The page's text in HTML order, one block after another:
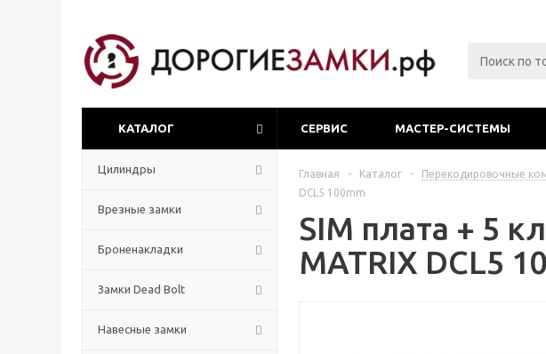
КАТАЛОГ СЕРВИС МАСТЕР-СИСТЕМЫ
Цилиндры
Врезные замки
Броненакладки
Замки Dead Bolt
Навесные замки
Главная - Каталог - Перекодировочные
DCL5 100mm
SIM плата + 5
MATRIX DCL5